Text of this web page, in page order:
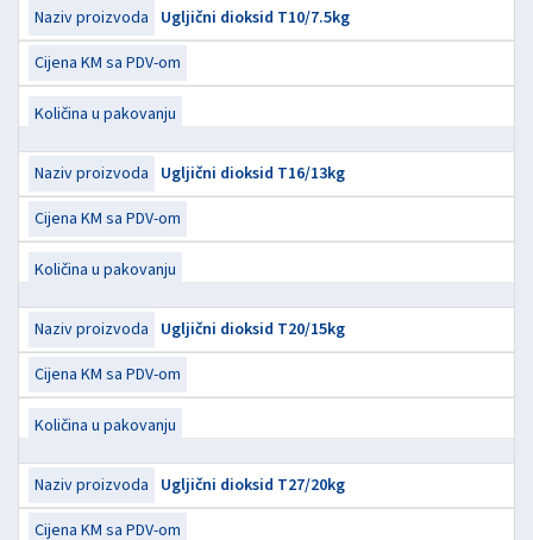
Ugljični dioksid T10/7.5kg
Ugljični dioksid T16/13kg
Ugljični dioksid T20/15kg
Ugljični dioksid T27/20kg